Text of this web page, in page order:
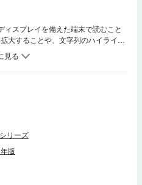
スプレイを備えた端末で読むこと
大することや、文字列のハイライ
能が使用できません。各種の統計情
に、まちの立ち位置が一目でわかり
おり、各種のランキング表も充実。
すべての市区の最新情報を収録●都
密度、個人所得など）を一挙掲載
の最新データ！データだけではな
度・快適度・富裕度の詳細データ一
町村別)■都道府県別データ都道府県
タを掲載１．都道府県編：200項目
長プロフィール、議員定数、各都道
リーズ
版